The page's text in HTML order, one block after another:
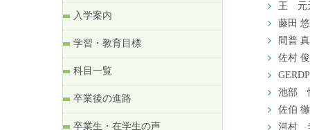
入学案内
学習・教育目標
科目一覧
卒業後の進路
卒業生・在学生の声
王 元
藤田
間普
佐村
池部
佐伯
河村